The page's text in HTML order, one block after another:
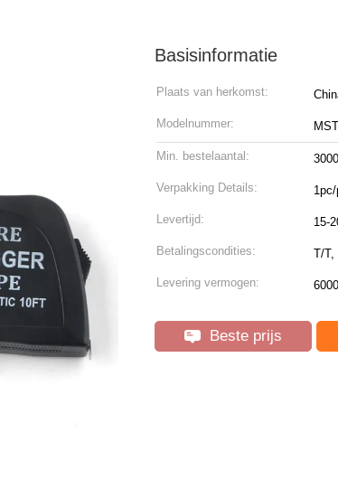
Basisinformatie
Plaats van herkomst:
Modelnummer:
Min. bestelaantal: 3000
Verpakking Details:
Levertijd: 15-
Betalingscondities: T/T,
Levering vermogen:
Beste prijs